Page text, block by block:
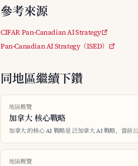
參考來源
CIFAR Pan-Canadian AI Strategy
Pan-Canadian AI Strategy（ISED）
同地區繼續下鑽
地區概覽
加拿大 核心戰略
加拿大 的核心 AI 戰略是 泛加拿大 AI 戰略，當前公
地區概覽